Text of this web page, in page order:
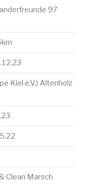
97
Kiel e.V.) Altenholz
Clean Marsch